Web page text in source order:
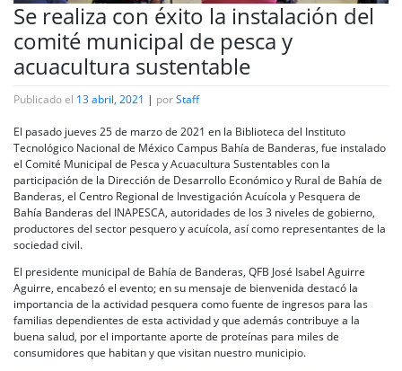
Se realiza con éxito la instalación del
comité municipal de pesca y
acuacultura sustentable
Publicado el 13 abril, 2021 | porStaff
El pasado jueves 25 de marzo de 2021 en la Biblioteca del Instituto
Tecnológico Nacional de México Campus Bahía de Banderas, fue instalado
el Comité Municipal de Pesca y Acuacultura Sustentables con la
participación de la Dirección de Desarrollo Económico y Rural de Bahía de
Banderas, el Centro Regional de Investigación Acuícola y Pesquera de
Bahía Banderas del INAPESCA, autoridades de los 3 niveles de gobierno,
productores del sector pesquero y acuícola, así como representantes de la
sociedad civil.
El presidente municipal de Bahía de Banderas, QFB José Isabel Aguirre
Aguirre, encabezó el evento; en su mensaje de bienvenida destacó la
importancia de la actividad pesquera como fuente de ingresos para las
familias dependientes de esta actividad y que además contribuye a la
buena salud, por el importante aporte de proteínas para miles de
consumidores que habitan y que visitan nuestro municipio.